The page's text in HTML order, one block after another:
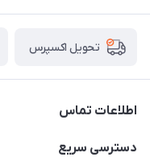
تحویل اکسپرس
اطلاعات تماس
09165044753
دسترسی سریع